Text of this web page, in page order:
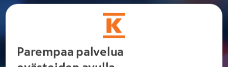
BLACK BOX
Parempaa palvelua